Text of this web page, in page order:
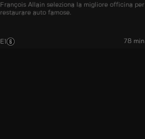
François Allain seleziona la migliore officina per
restaurare auto famose.
E1 78 min